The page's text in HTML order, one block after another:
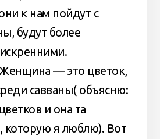
к нам пойдут с
будут более
— это цветок,
савваны( объясню:
и она та
которую я люблю). Вот